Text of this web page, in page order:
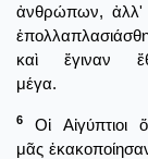
ἀνθρώπων, ἀλλ'
καὶ ἔγιναν
μέγα.
6
Οἱ Αἰγύπτιοι
μᾶς